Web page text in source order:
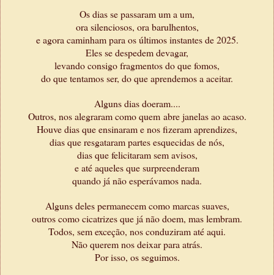
Os dias se passaram um a um,
ora silenciosos, ora barulhentos,
e agora caminham para os últimos instantes de 2025.
Eles se despedem devagar,
levando consigo fragmentos do que fomos,
do que tentamos ser, do que aprendemos a aceitar.
Alguns dias doeram....
Outros, nos alegraram como quem abre janelas ao acaso.
Houve dias que ensinaram e nos fizeram aprendizes,
dias que resgataram partes esquecidas de nós,
dias que felicitaram sem avisos,
e até aqueles que surpreenderam
quando já não esperávamos nada.
Alguns deles permanecem como marcas suaves,
outros como cicatrizes que já não doem, mas lembram.
Todos, sem exceção, nos conduziram até aqui.
Não querem nos deixar para atrás.
Por isso, os seguimos.